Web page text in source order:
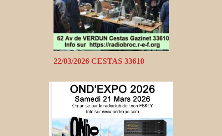
22/03/2026 CESTAS 33610